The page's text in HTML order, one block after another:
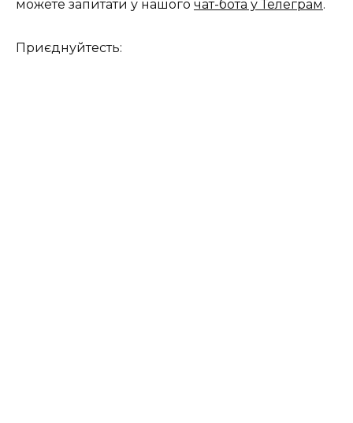
можете запитати у нашого чат-бота у Телеграм.
Приєднуйтесть: